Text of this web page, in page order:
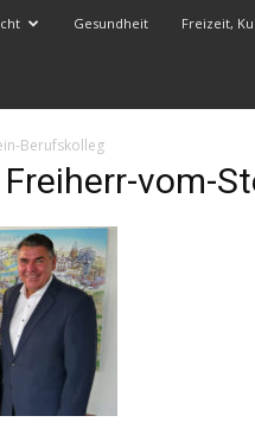
Gesundheit Freizeit,
Berufskolleg
Freiherr-vom-